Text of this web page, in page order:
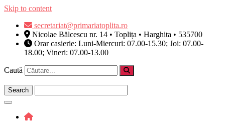
Skip to content
secretariat@primariatoplita.ro
Nicolae Bălcescu nr. 14 • Toplița • Harghita • 535700
Orar casierie: Luni-Miercuri: 07.00-15.30; Joi: 07.00-
18.00; Vineri: 07.00-13.00
Caută